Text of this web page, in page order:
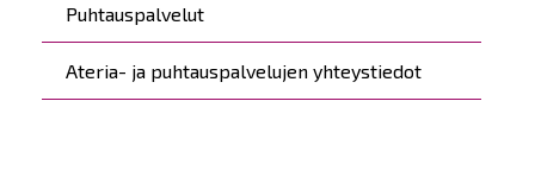
Puhtauspalvelut
Ateria- ja puhtauspalvelujen yhteystiedot